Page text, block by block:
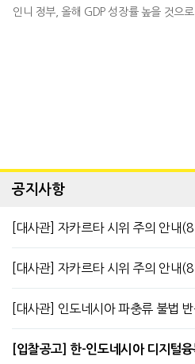
인니 정부, 올해 GDP 성장률 높을 것으
공지사항
[대사관] 자카르타 시위 주의 안내
[대사관] 자카르타 시위 주의 안내
[대사관] 인도네시아 파충류 불법
[입찰공고] 한-인도네시아 디지털